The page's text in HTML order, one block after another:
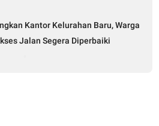
Kantor Kelurahan Baru, Warga
Jalan Segera Diperbaiki